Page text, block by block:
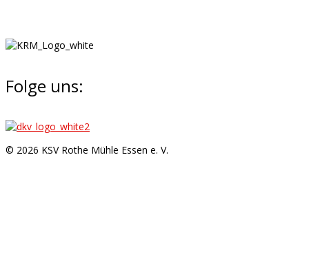
Folge uns:
© 2026 KSV Rothe Mühle Essen e. V.